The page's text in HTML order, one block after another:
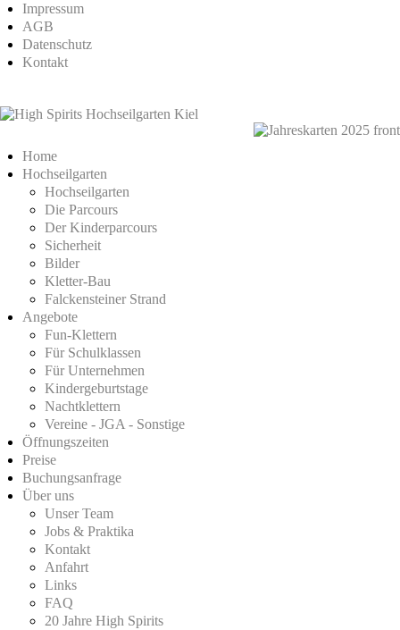
Impressum
AGB
Datenschutz
Kontakt
Home
Hochseilgarten
Hochseilgarten
Die Parcours
Der Kinderparcours
Sicherheit
Bilder
Kletter-Bau
Falckensteiner Strand
Angebote
Fun-Klettern
Für Schulklassen
Für Unternehmen
Kindergeburtstage
Nachtklettern
Vereine - JGA - Sonstige
Öffnungszeiten
Preise
Buchungsanfrage
Über uns
Unser Team
Jobs & Praktika
Kontakt
Anfahrt
Links
FAQ
20 Jahre High Spirits